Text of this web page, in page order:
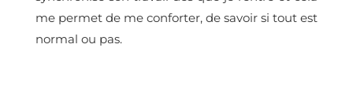
me permet de me conforter, de savoir si tout est
normal ou pas.